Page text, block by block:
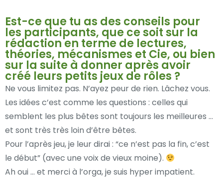
Est-ce que tu as des conseils pour
les participants, que ce soit sur la
rédaction en terme de lectures,
théories, mécanismes et Cie, ou bien
sur la suite à donner après avoir
créé leurs petits jeux de rôles ?
Ne vous limitez pas. N’ayez peur de rien. Lâchez vous.
Les idées c’est comme les questions : celles qui
semblent les plus bêtes sont toujours les meilleures …
et sont très très loin d’être bêtes.
Pour l’après jeu, je leur dirai : “ce n’est pas la fin, c’est
le début” (avec une voix de vieux moine).
Ah oui … et merci à l’orga, je suis hyper impatient.